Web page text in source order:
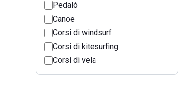
Pedalò
Canoe
Corsi di windsurf
Corsi di kitesurfing
Corsi di vela